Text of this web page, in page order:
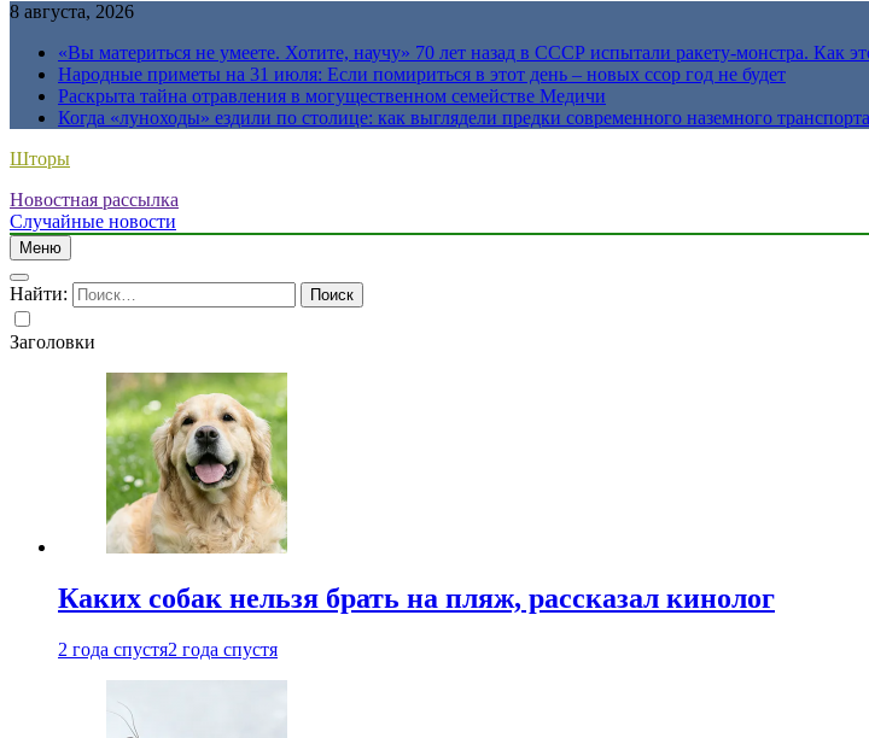
8 августа, 2026
«Вы материться не умеете. Хотите, научу» 70 лет назад в СССР испытали ракету-монстра. Как
Народные приметы на 31 июля: Если помириться в этот день – новых ссор год не будет
Раскрыта тайна отравления в могущественном семействе Медичи
Когда «луноходы» ездили по столице: как выглядели предки современного наземного транспорта
Шторы
Новостная рассылка
Случайные новости
Меню
Найти:
Заголовки
Каких собак нельзя брать на пляж, рассказал кинолог
2 года спустя2 года спустя